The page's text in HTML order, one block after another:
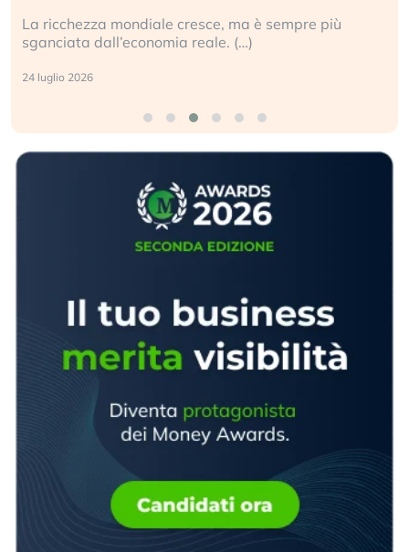
La ricchezza mondiale cresce, ma è sempre più
sganciata dall’economia reale. (…)
24 luglio 2026